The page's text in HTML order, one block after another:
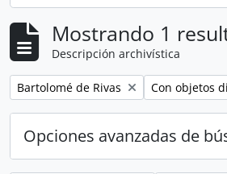
Mostrando 1
Descripción archivística
Remove filter:
Bartolomé de Rivas Remove filter:
Con objetos
Opciones avanzadas de